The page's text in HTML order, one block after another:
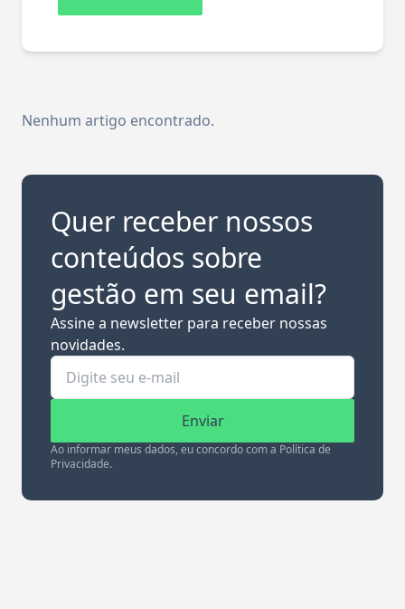
Nenhum artigo encontrado.
Quer receber nossos
conteúdos sobre
gestão em seu email?
Assine a newsletter para receber nossas
novidades.
Enviar
Ao informar meus dados, eu concordo com a Política de
Privacidade.